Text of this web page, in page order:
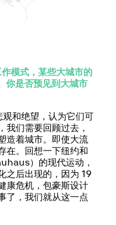
模式，某些大城市的
你是否预见到大城市
和绝望，认为它们可
我们需要回顾过去，
造着城市。即使大流
在。回想一下纽约和
）的现代运动，
之后出现的，因为 19
康危机，包豪斯设计
了，我们就从这一点